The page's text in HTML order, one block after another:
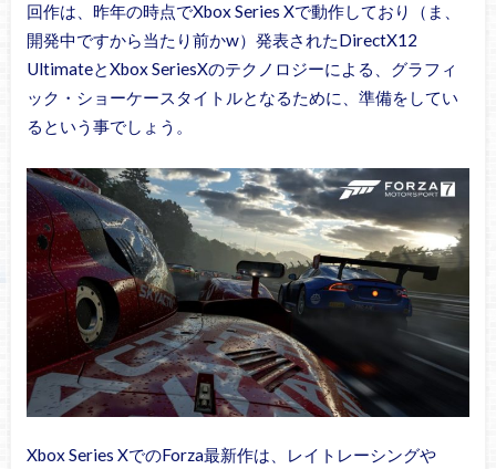
回作は、昨年の時点でXbox Series Xで動作しており（ま、
開発中ですから当たり前かw）発表されたDirectX12
UltimateとXbox SeriesXのテクノロジーによる、グラフィ
ック・ショーケースタイトルとなるために、準備をしてい
るという事でしょう。
Xbox Series XでのForza最新作は、レイトレーシングや